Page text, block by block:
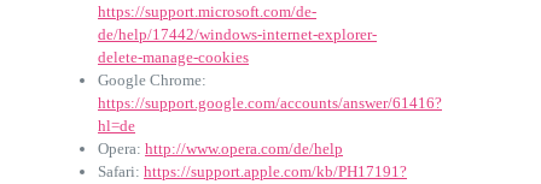
https://support.microsoft.com/de-
de/help/17442/windows-internet-explorer-
delete-manage-cookies
Google Chrome:
https://support.google.com/accounts/answer/61416?
hl=de
Opera: http://www.opera.com/de/help
Safari: https://support.apple.com/kb/PH17191?